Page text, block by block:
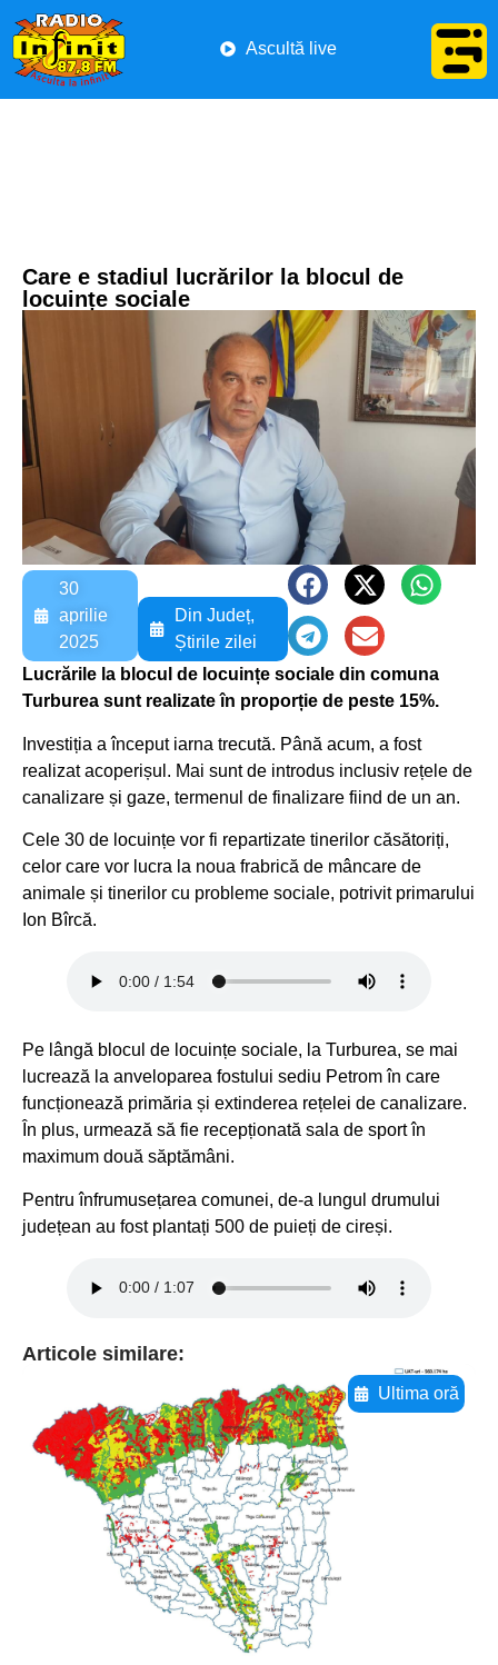
Ascultă live
Care e stadiul lucrărilor la blocul de
locuințe sociale
30
aprilie
2025
Din Județ,
Știrile zilei
Lucrările la blocul de locuințe sociale din comuna
Turburea sunt realizate în proporție de peste 15%.
Investiția a început iarna trecută. Până acum, a fost
realizat acoperișul. Mai sunt de introdus inclusiv rețele de
canalizare și gaze, termenul de finalizare fiind de un an.
Cele 30 de locuințe vor fi repartizate tinerilor căsătoriți,
celor care vor lucra la noua frabrică de mâncare de
animale și tinerilor cu probleme sociale, potrivit primarului
Ion Bîrcă.
Pe lângă blocul de locuințe sociale, la Turburea, se mai
lucrează la anveloparea fostului sediu Petrom în care
funcționează primăria și extinderea rețelei de canalizare.
În plus, urmează să fie recepționată sala de sport în
maximum două săptămâni.
Pentru înfrumusețarea comunei, de-a lungul drumului
județean au fost plantați 500 de puieți de cireși.
Articole similare:
Ultima oră
Adaugă aici textul pentru
subtitluAdaugă aici
textul pentru
subtitluAdaugă aici
textul pentru
subtitluAdaugă aici
textul pentru subti